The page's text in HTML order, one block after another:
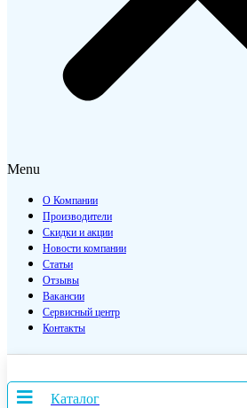
Menu
О Компании
Производители
Скидки и акции
Новости компании
Статьи
Отзывы
Вакансии
Сервисный центр
Контакты
Каталог